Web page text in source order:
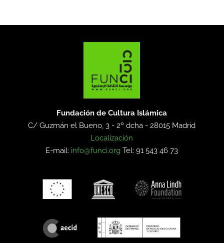
Fundación de Cultura Islámica
C/ Guzmán el Bueno, 3 - 2º dcha -28015 Madrid
Localización
E-mail: info@funci.org Tel: 91 543 46 73